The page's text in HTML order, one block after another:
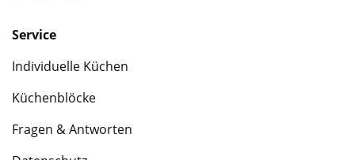
Service
Individuelle Küchen
Küchenblöcke
Fragen & Antworten